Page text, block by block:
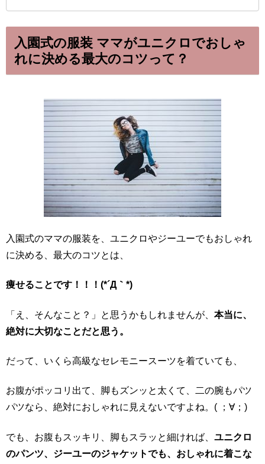
入園式の服装 ママがユニクロでおしゃ
れに決める最大のコツって？
入園式のママの服装を、ユニクロやジーユーでもおしゃれ
に決める、最大のコツとは、
痩せることです！！！(*´Д｀*)
「え、そんなこと？」と思うかもしれませんが、 本当に、
絶対に大切なことだと思う。
だって、いくら高級なセレモニースーツを着ていても、
お腹がポッコリ出て、脚もズンッと太くて、二の腕もパツ
パツなら、絶対におしゃれに見えないですよね。( ；∀；)
でも、お腹もスッキリ、脚もスラッと細ければ、 ユニクロ
のパンツ、ジーユーのジャケットでも、おしゃれに着こな